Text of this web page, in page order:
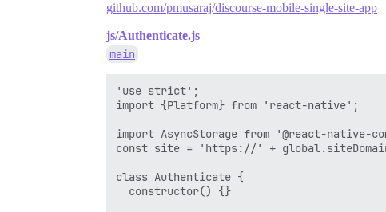
github.com/pmusaraj/discourse-mobile-single-site-app
js/Authenticate.js
main
'use strict';
import {Platform} from 'react-native';
import AsyncStorage from '@react-native-
const site = 'https://' +
class Authenticate {
  constructor() {}